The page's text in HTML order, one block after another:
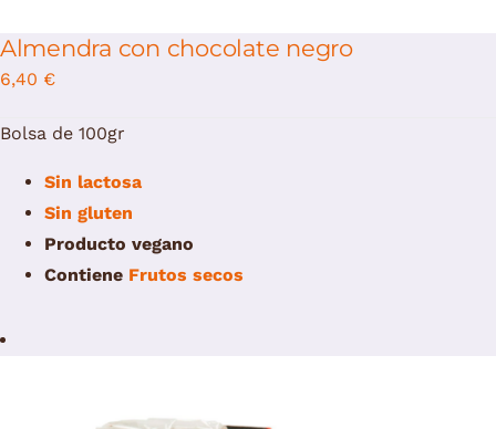
Almendra con chocolate negro
6,40 €
Bolsa de 100gr
Sin lactosa
Sin gluten
Producto vegano
Contiene Frutos secos